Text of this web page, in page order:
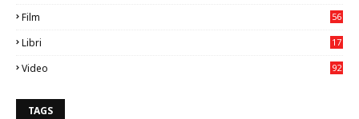
Film
56
Libri
17
Video
92
TAGS